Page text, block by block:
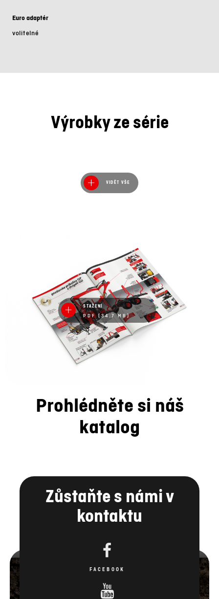
Euro adaptér
volitelné
Výrobky ze série
VIDĚT VŠE
STAŽENÍ
PDF (34.7 MB)
Prohlédněte si náš
katalog
Zůstaňte s námi v
kontaktu
FACEBOOK